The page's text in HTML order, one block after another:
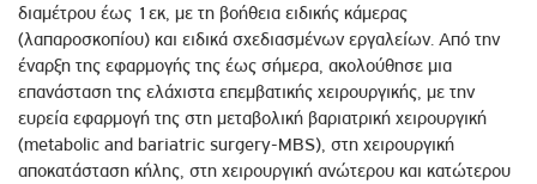
διαμέτρου έως 1εκ, με τη βοήθεια ειδικής κάμερας
(λαπαροσκοπίου) και ειδικά σχεδιασμένων εργαλείων. Από την
έναρξη της εφαρμογής της έως σήμερα, ακολούθησε μια
επανάσταση της ελάχιστα επεμβατικής χειρουργικής, με την
ευρεία εφαρμογή της στη μεταβολική βαριατρική χειρουργική
(metabolic and bariatric surgery-MBS), στη χειρουργική
αποκατάσταση κήλης, στη χειρουργική ανώτερου και κατώτερου